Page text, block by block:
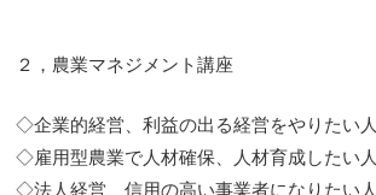
２，農業マネジメント講座
◇企業的経営、利益の出る経営をやりたい人
◇雇用型農業で人材確保、人材育成したい人
◇法人経営、信用の高い事業者になりたい人